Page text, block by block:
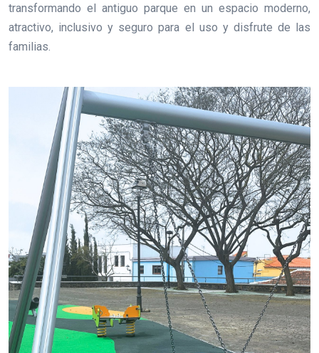
transformando el antiguo parque en un espacio moderno,
atractivo, inclusivo y seguro para el uso y disfrute de las
familias.